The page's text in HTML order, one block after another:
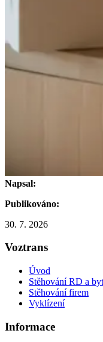
Napsal:
Publikováno:
30. 7. 2026
Voztrans
Úvod
Stěhování RD a
Stěhování firem
Vyklízení
Informace